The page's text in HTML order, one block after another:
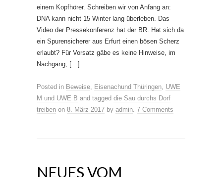
einem Kopfhörer. Schreiben wir von Anfang an:
DNA kann nicht 15 Winter lang überleben. Das
Video der Pressekonferenz hat der BR. Hat sich da
ein Spurensicherer aus Erfurt einen bösen Scherz
erlaubt? Für Vorsatz gäbe es keine Hinweise, im
Nachgang, […]
Posted in Beweise, Eisenachund Thüringen, UWE
M und UWE B and tagged die Sau durchs Dorf
treiben on 8. März 2017 by admin. 7 Comments
NEUES VOM